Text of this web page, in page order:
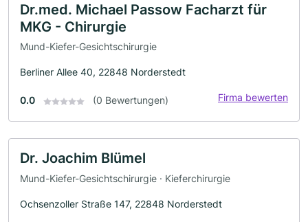
Dr.med. Michael Passow Facharzt für
MKG - Chirurgie
Mund-Kiefer-Gesichtschirurgie
Berliner Allee 40, 22848 Norderstedt
0.0 (0 Bewertungen) Firma bewerten
Dr. Joachim Blümel
Mund-Kiefer-Gesichtschirurgie · Kieferchirurgie
Ochsenzoller Straße 147, 22848 Norderstedt